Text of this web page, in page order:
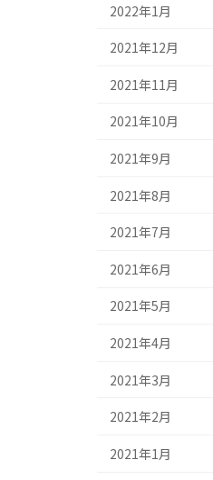
2022年1月
2021年12月
2021年11月
2021年10月
2021年9月
2021年8月
2021年7月
2021年6月
2021年5月
2021年4月
2021年3月
2021年2月
2021年1月